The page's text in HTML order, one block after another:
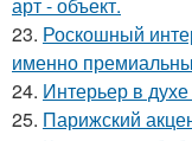
23. Роскошный
именно
24. Интерьер в
25. Парижский